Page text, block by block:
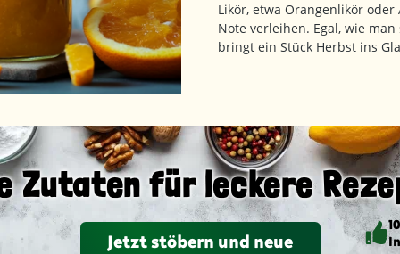
Likör, etwa Orangenlikör
Note verleihen. Egal, wie
bringt ein Stück Herbst ins
Zutaten für leckere
Jetzt stöbern und neue